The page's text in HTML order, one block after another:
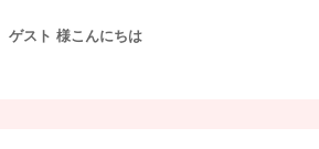
ゲスト 様こんにちは